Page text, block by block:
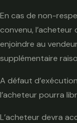
En cas de non-
convenu,
enjoindre au
supplémentaire
A défaut
l’acheteur pourra
L’acheteur devra